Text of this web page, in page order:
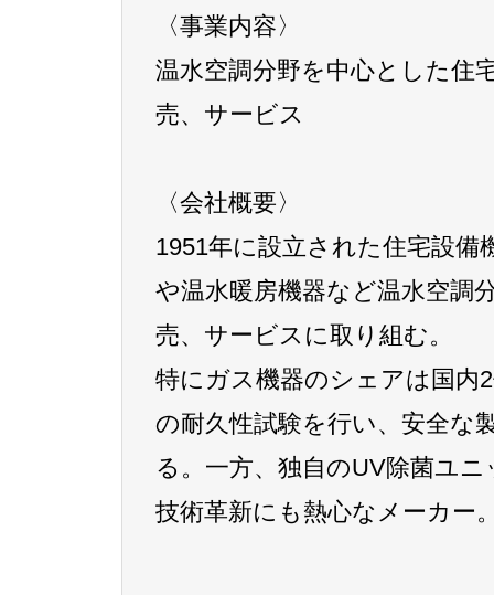
〈事業内容〉
温水空調分野を中心とした住
売、サービス
〈会社概要〉
1951年に設立された住宅設備
や温水暖房機器など温水空調
売、サービスに取り組む。
特にガス機器のシェアは国内
の耐久性試験を行い、安全な
る。一方、独自のUV除菌ユ
技術革新にも熱心なメーカー